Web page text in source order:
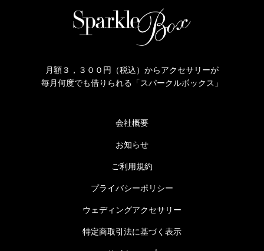
月額３，３００円（税込）からアクセサリーが
毎月何度でも借りられる「スパークルボックス」
会社概要
お知らせ
ご利用規約
プライバシーポリシー
ウェディングアクセサリー
特定商取引法に基づく表示